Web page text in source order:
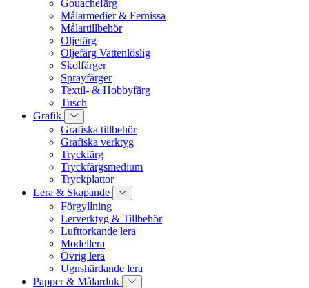
Gouachefärg
Målarmedier & Fernissa
Målartillbehör
Oljefärg
Oljefärg Vattenlöslig
Skolfärger
Sprayfärger
Textil- & Hobbyfärg
Tusch
Grafik
Grafiska tillbehör
Grafiska verktyg
Tryckfärg
Tryckfärgsmedium
Tryckplattor
Lera & Skapande
Förgyllning
Lerverktyg & Tillbehör
Lufttorkande lera
Modellera
Övrig lera
Ugnshärdande lera
Papper & Målarduk